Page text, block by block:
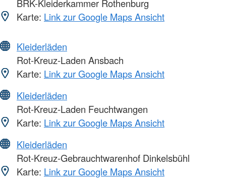
BRK-Kleiderkammer Rothenburg
Karte: Link zur Google Maps Ansicht
Kleiderläden
Rot-Kreuz-Laden Ansbach
Karte: Link zur Google Maps Ansicht
Kleiderläden
Rot-Kreuz-Laden Feuchtwangen
Karte: Link zur Google Maps Ansicht
Kleiderläden
Rot-Kreuz-Gebrauchtwarenhof Dinkelsbühl
Karte: Link zur Google Maps Ansicht